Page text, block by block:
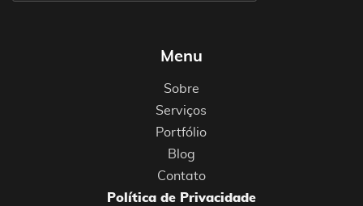
Menu
Sobre
Serviços
Portfólio
Blog
Contato
Política de Privacidade